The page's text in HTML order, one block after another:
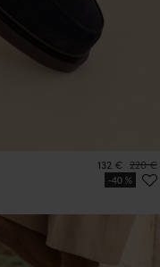
Precio
132 € Precio
220 €